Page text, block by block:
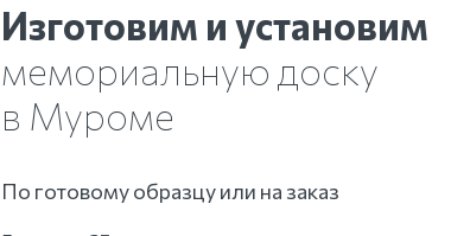
Изготовим и установим
мемориальную доску
в Муроме
По готовому образцу или на заказ